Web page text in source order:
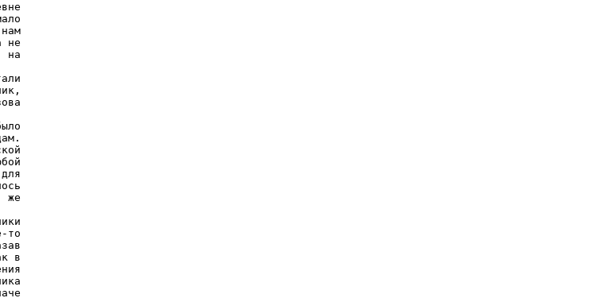
не
на
же
то
в